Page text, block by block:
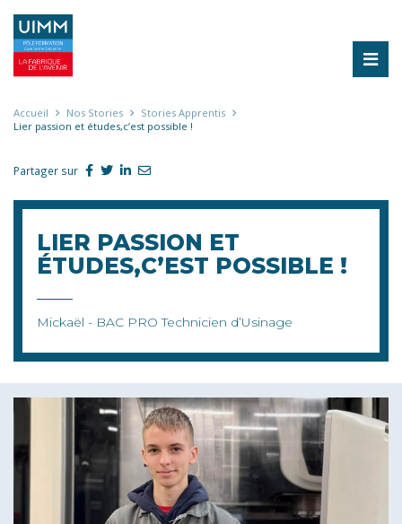
contenu
principal
Fil
d'Ariane
Accueil Nos Stories
Stories Apprentis
Lier passion et études,c’est possible !
LIER PASSION ET
ÉTUDES,C’EST POSSIBLE !
Mickaël - BAC PRO Technicien d’Usinage
Partager sur